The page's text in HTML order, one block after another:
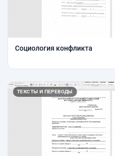
Социология конфликта
ТЕКСТЫ И ПЕРЕВОДЫ